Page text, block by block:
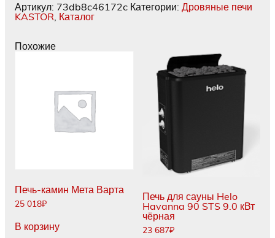
Kastor
Karhu
Артикул: 73db8c46172c Категории: Дровяные печи
KASTOR, Каталог
Похожие
Печь-камин Мета Варта
25 018₽
В корзину
Печь для сауны Helo
Havanna 90 STS 9.0 кВт
чёрная
23 687₽